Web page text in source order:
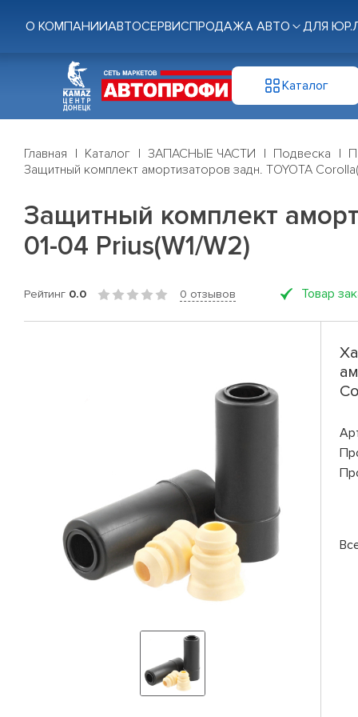
О КОМПАНИИАВТОСЕРВИСПРОДАЖА АВТО ДЛЯ
Каталог
Главная Каталог ЗАПАСНЫЕ ЧАСТИ Подвеска
Защитный комплект амортизаторов задн. TOYOTA
Защитный комплект
01-04 Prius(W1/W2)
Рейтинг 0.0 0 отзывов Товар